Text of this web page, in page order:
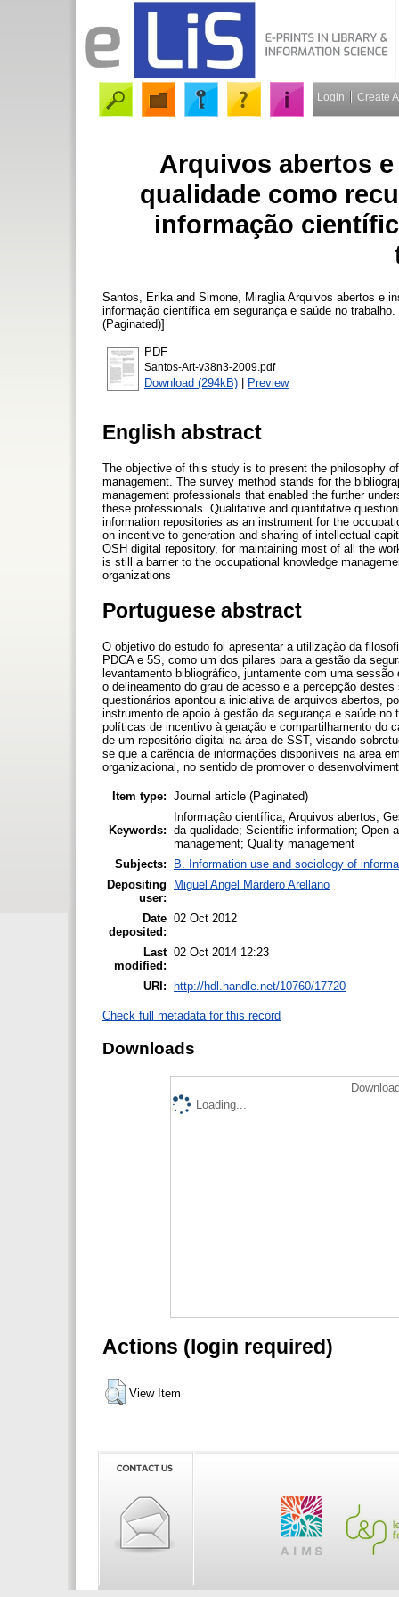
Login Create
Arquivos abertos
qualidade como
informação
Santos, Erika and Simone, Miraglia Arquivos abertos e
informação científica em segurança e saúde no trabalho.
(Paginated)]
PDF
Santos-Art-v38n3-2009.pdf
Download (294kB) | Preview
English abstract
The objective of this study is to present the philosophy
management. The survey method stands for the
management professionals that enabled the further
these professionals. Qualitative and quantitative
information repositories as an instrument for the
on incentive to generation and sharing of intellectual
OSH digital repository, for maintaining most of all the
is still a barrier to the occupational knowledge
organizations
Portuguese abstract
O objetivo do estudo foi apresentar a utilização da
PDCA e 5S, como um dos pilares para a gestão da
levantamento bibliográfico, juntamente com uma
o delineamento do grau de acesso e a percepção
questionários apontou a iniciativa de arquivos abertos,
instrumento de apoio à gestão da segurança e saúde
políticas de incentivo à geração e compartilhamento do
de um repositório digital na área de SST, visando
se que a carência de informações disponíveis na área
organizacional, no sentido de promover o
Item type: Journal article (Paginated)
Keywords:
Informação científica; Arquivos abertos;
da qualidade; Scientific information; Open
management; Quality management
Subjects:
B. Information use and sociology of
Depositing
user:
Miguel Angel Márdero Arellano
Date
deposited:
02 Oct 2012
Last
modified:
02 Oct 2014 12:23
URI: http://hdl.handle.net/10760/17720
Check full metadata for this record
Downloads
Loading...
Actions (login required)
View Item